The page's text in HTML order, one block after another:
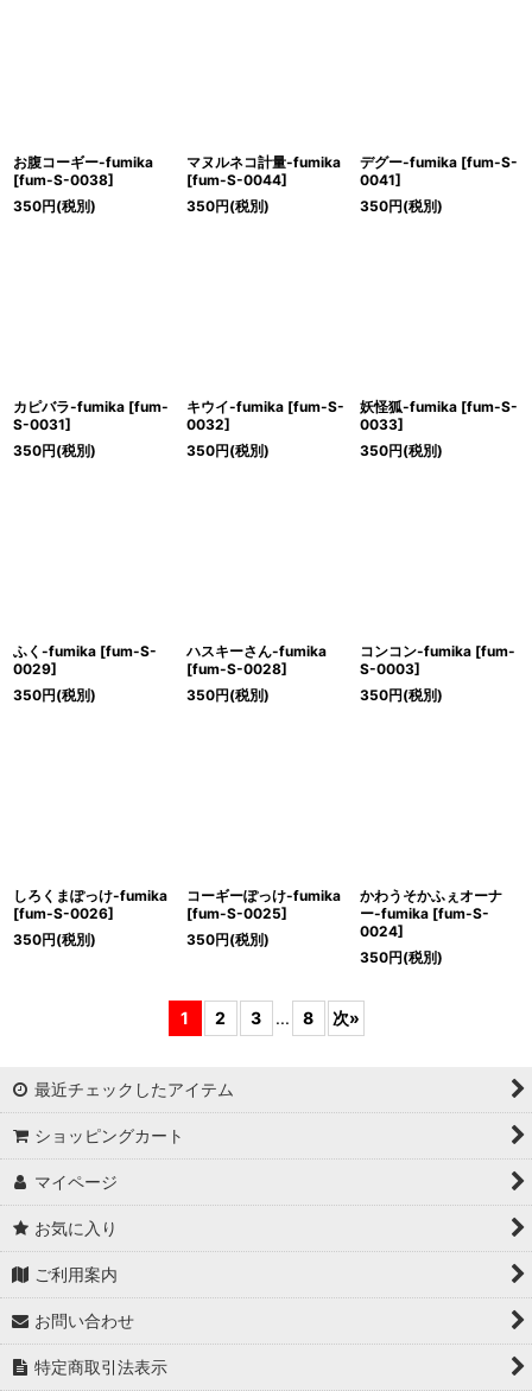
お腹コーギー-fumika
[fum-S-0038]
350円(税別)
マヌルネコ計量-fumika
[fum-S-0044]
350円(税別)
デグー-fumika [fum-S-
0041]
350円(税別)
カピバラ-fumika [fum-
S-0031]
350円(税別)
キウイ-fumika [fum-S-
0032]
350円(税別)
妖怪狐-fumika [fum-S-
0033]
350円(税別)
ふく-fumika [fum-S-
0029]
350円(税別)
ハスキーさん-fumika
[fum-S-0028]
350円(税別)
コンコン-fumika [fum-
S-0003]
350円(税別)
しろくまぽっけ-fumika
[fum-S-0026]
350円(税別)
コーギーぽっけ-fumika
[fum-S-0025]
350円(税別)
かわうそかふぇオーナ
ー-fumika [fum-S-
0024]
350円(税別)
1 2 3 ... 8 次»
最近チェックしたアイテム
ショッピングカート
マイページ
お気に入り
ご利用案内
お問い合わせ
特定商取引法表示